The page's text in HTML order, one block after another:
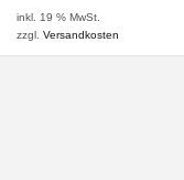
inkl. 19 % MwSt.
zzgl.Versandkosten